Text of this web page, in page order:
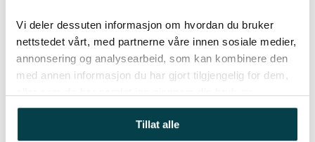
Vi deler dessuten informasjon om hvordan du bruker
nettstedet vårt, med partnerne våre innen sosiale medier,
annonsering og analysearbeid, som kan kombinere den
med annen informasjon du har gjort tilgjengelig for dem,
tjenestene deres.
Tillat alle
Fjord1. For å lære meir om dette kan
du klikke her.